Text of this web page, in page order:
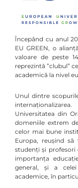
Începând cu anul
EU GREEN, o
valoare de peste
reprezintă ”clubul”
academică la nivel
Unul dintre
Universitatea din
domeniile extrem
celor mai bune
Europa, reușind
studenți și profesori
importanța
general, și a
academice, în